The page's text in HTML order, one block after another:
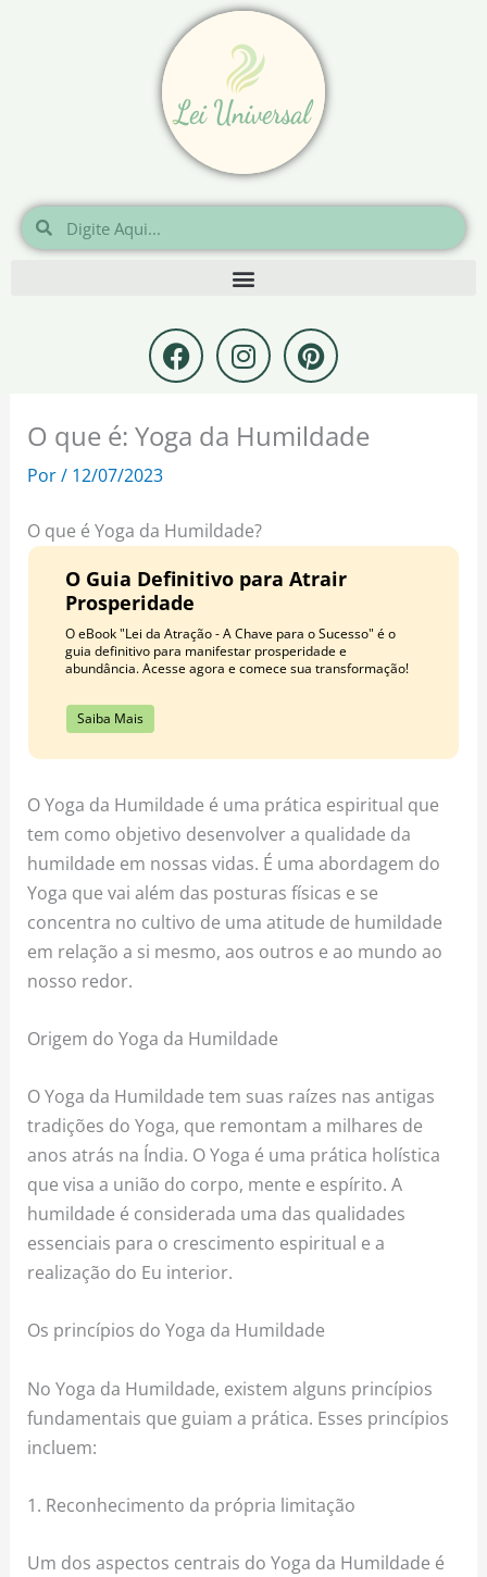
Pesquisar
Pesquisar
F
a
c
e
b
k
I
n
s
t
a
a
m
P
i
n
t
e
t
O que é: Yoga da Humildade
Por/ 12/07/2023
O que é Yoga da Humildade?
O Guia Definitivo para Atrair
Prosperidade
O eBook "Lei da Atração - A Chave para o Sucesso" é o
guia definitivo para manifestar prosperidade e
abundância. Acesse agora e comece sua transformação!
Saiba Mais
O Yoga da Humildade é uma prática espiritual que
tem como objetivo desenvolver a qualidade da
humildade em nossas vidas. É uma abordagem do
Yoga que vai além das posturas físicas e se
concentra no cultivo de uma atitude de humildade
em relação a si mesmo, aos outros e ao mundo ao
nosso redor.
Origem do Yoga da Humildade
O Yoga da Humildade tem suas raízes nas antigas
tradições do Yoga, que remontam a milhares de
anos atrás na Índia. O Yoga é uma prática holística
que visa a união do corpo, mente e espírito. A
humildade é considerada uma das qualidades
essenciais para o crescimento espiritual e a
realização do Eu interior.
Os princípios do Yoga da Humildade
No Yoga da Humildade, existem alguns princípios
fundamentais que guiam a prática. Esses princípios
incluem:
1. Reconhecimento da própria limitação
Um dos aspectos centrais do Yoga da Humildade é